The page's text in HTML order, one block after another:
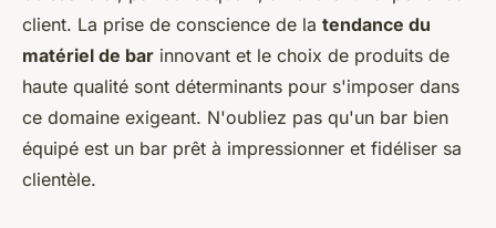
client. La prise de conscience de la tendance du
matériel de bar innovant et le choix de produits de
haute qualité sont déterminants pour s'imposer dans
ce domaine exigeant. N'oubliez pas qu'un bar bien
équipé est un bar prêt à impressionner et fidéliser sa
clientèle.